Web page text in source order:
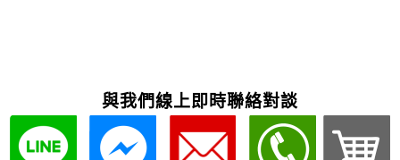
與我們線上即時聯絡對談